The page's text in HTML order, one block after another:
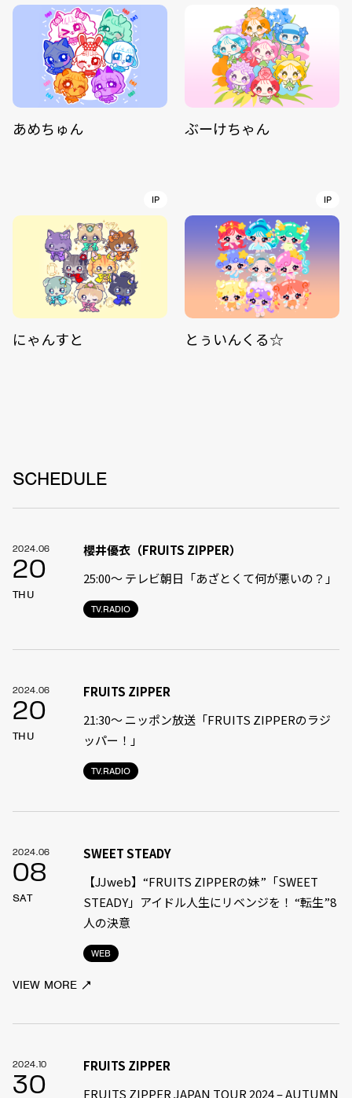
あめちゅん ぶーけちゃん
IP
にゃんすと
IP
とぅいんくる☆
SCHEDULE
2024.06
20
THU
TV.RADIO
櫻井優衣（FRUITS ZIPPER）
25:00〜 テレビ朝日「あざとくて何が悪いの？」
2024.06
20
THU
TV.RADIO
FRUITS ZIPPER
21:30〜 ニッポン放送「FRUITS ZIPPERのラジ
ッパー！」
2024.06
08
SAT
WEB
SWEET STEADY
【JJweb】“FRUITS ZIPPERの妹”「SWEET
STEADY」アイドル人生にリベンジを！ “転生”8
人の決意
VIEW MORE
2024.10
30
FRUITS ZIPPER
FRUITS ZIPPER JAPAN TOUR 2024 – AUTUMN